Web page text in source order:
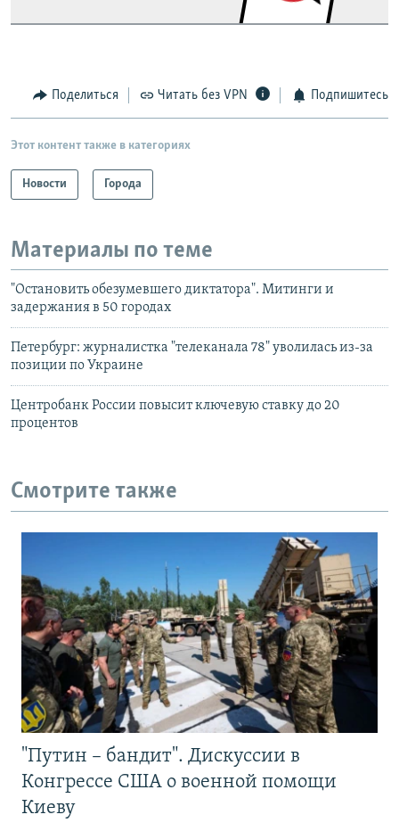
Поделиться Читать без VPN Подпишитесь
Этот контент также в категориях
Новости Города
Материалы по теме
"Остановить обезумевшего диктатора". Митинги и
задержания в 50 городах
Петербург: журналистка "телеканала 78" уволилась из-за
позиции по Украине
Центробанк России повысит ключевую ставку до 20
процентов
Смотрите также
"Путин – бандит". Дискуссии в
Конгрессе США о военной помощи
Киеву